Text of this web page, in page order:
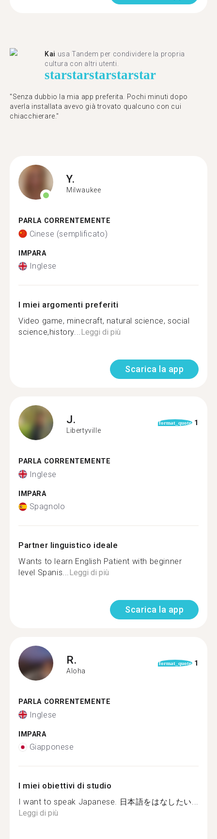
Kai usa Tandem per condividere la propria
cultura con altri utenti.
starstarstarstarstar
"Senza dubbio la mia app preferita. Pochi minuti dopo
averla installata avevo già trovato qualcuno con cui
chiacchierare."
Y.
Milwaukee
PARLA CORRENTEMENTE
Cinese (semplificato)
IMPARA
Inglese
I miei argomenti preferiti
Video game, minecraft, natural science, social
science,history...Leggi di più
Scarica la app
J.
Libertyville
format_quote 1
PARLA CORRENTEMENTE
Inglese
IMPARA
Spagnolo
Partner linguistico ideale
Wants to learn English Patient with beginner
level Spanis...Leggi di più
Scarica la app
R.
Aloha
format_quote 1
PARLA CORRENTEMENTE
Inglese
IMPARA
Giapponese
I miei obiettivi di studio
I want to speak Japanese. 日本語をはなしたい...
Leggi di più